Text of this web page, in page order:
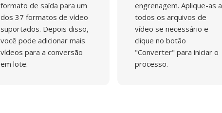
formato de saída para um
dos 37 formatos de vídeo
suportados. Depois disso,
você pode adicionar mais
vídeos para a conversão
em lote.
engrenagem. Aplique-as a
todos os arquivos de
vídeo se necessário e
clique no botão
"Converter" para iniciar o
processo.